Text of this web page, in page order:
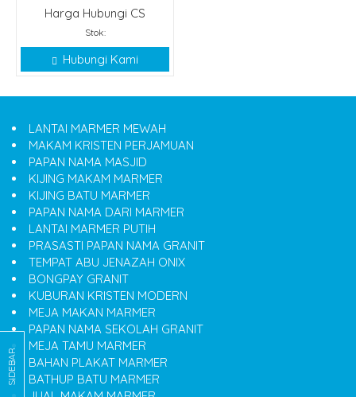
Harga Hubungi CS
Stok:
Hubungi Kami
SIDEBAR
LANTAI MARMER MEWAH
MAKAM KRISTEN PERJAMUAN
PAPAN NAMA MASJID
KIJING MAKAM MARMER
KIJING BATU MARMER
PAPAN NAMA DARI MARMER
LANTAI MARMER PUTIH
PRASASTI PAPAN NAMA GRANIT
TEMPAT ABU JENAZAH ONIX
BONGPAY GRANIT
KUBURAN KRISTEN MODERN
MEJA MAKAN MARMER
PAPAN NAMA SEKOLAH GRANIT
MEJA TAMU MARMER
BAHAN PLAKAT MARMER
BATHUP BATU MARMER